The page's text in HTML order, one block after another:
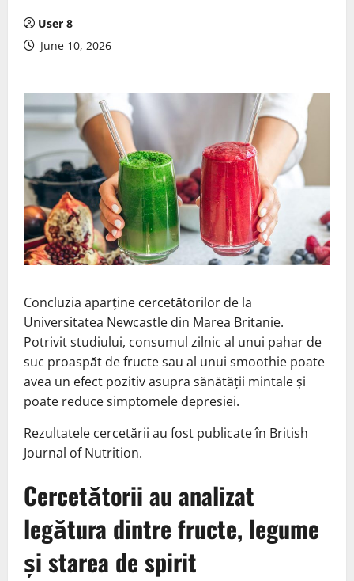
User 8
June 10, 2026
Concluzia aparține cercetătorilor de la
Universitatea Newcastle din Marea Britanie.
Potrivit studiului, consumul zilnic al unui pahar de
suc proaspăt de fructe sau al unui smoothie poate
avea un efect pozitiv asupra sănătății mintale și
poate reduce simptomele depresiei.
Rezultatele cercetării au fost publicate în British
Journal of Nutrition.
Cercetătorii au analizat
legătura dintre fructe, legume
și starea de spirit